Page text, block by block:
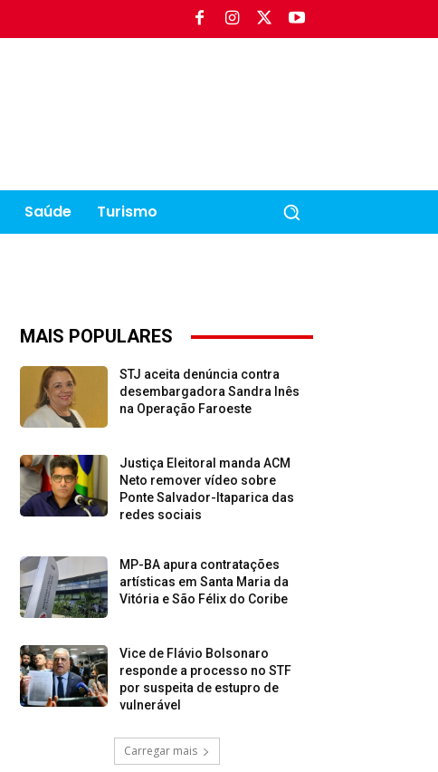
Saúde Turismo
MAIS POPULARES
STJ aceita denúncia contra
desembargadora Sandra Inês
na Operação Faroeste
Justiça Eleitoral manda ACM
Neto remover vídeo sobre
Ponte Salvador-Itaparica das
redes sociais
MP-BA apura contratações
artísticas em Santa Maria da
Vitória e São Félix do Coribe
Vice de Flávio Bolsonaro
responde a processo no STF
por suspeita de estupro de
vulnerável
Carregar mais